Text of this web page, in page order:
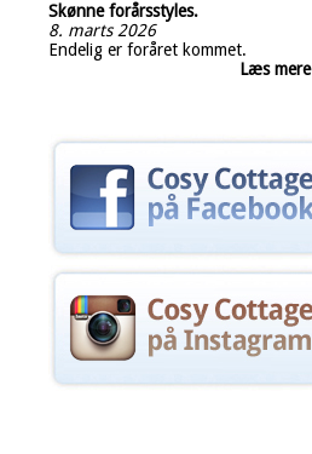
Skønne forårsstyles.
8. marts 2026
Endelig er foråret kommet.
Læs mere